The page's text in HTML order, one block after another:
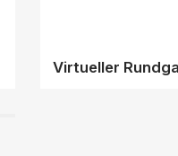
Virtueller